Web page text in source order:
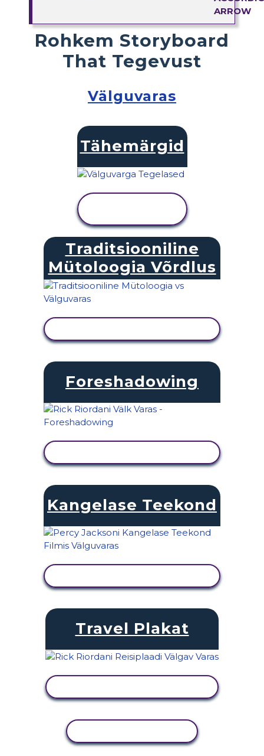
Rohkem Storyboard
That Tegevust
Välguvaras
Tähemärgid
Traditsiooniline
Mütoloogia Võrdlus
Foreshadowing
Kangelase Teekond
Travel Plakat